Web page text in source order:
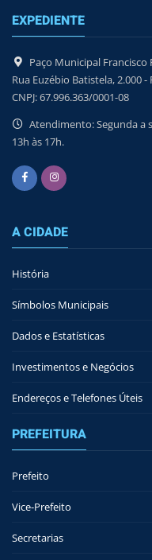
EXPEDIENTE
Paço Municipal Francisco
Rua Euzébio Batistela, 2.000
CNPJ: 67.996.363/0001-08
Atendimento: Segunda a
13h às 17h.
A CIDADE
História
Símbolos Municipais
Dados e Estatísticas
Investimentos e Negócios
Endereços e Telefones Úteis
PREFEITURA
Prefeito
Vice-Prefeito
Secretarias